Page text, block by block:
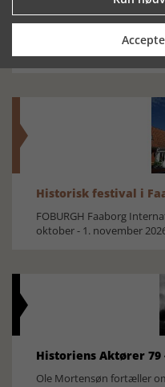
Mosefolket
Den største samling af
Silkeborg Hovedgården
Historisk festival i
FOBURGH Faaborg
oktober - 1. november
Historiens Aktører 79
Ole Mortensøn fortæller